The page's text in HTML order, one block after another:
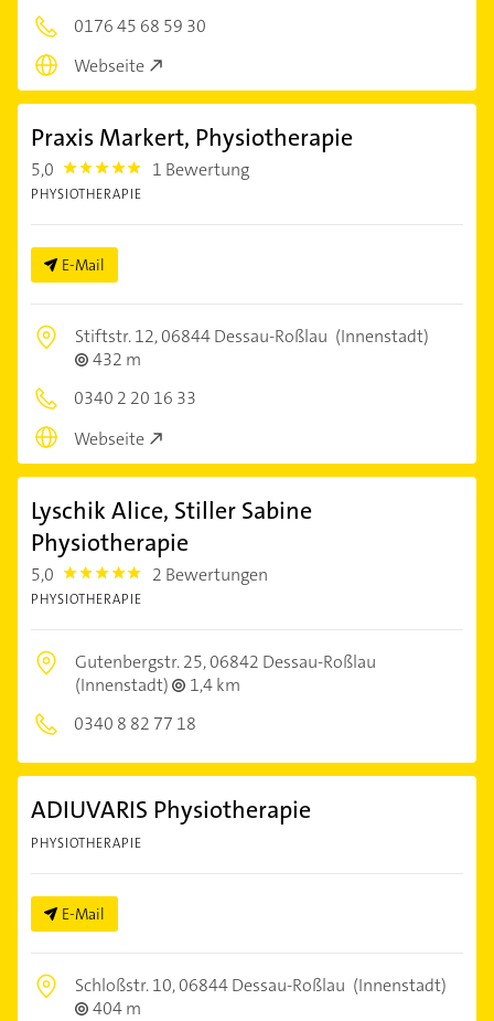
0176 45 68 59 30
Webseite
Praxis Markert, Physiotherapie
5,0 5.0 1 Bewertung
PHYSIOTHERAPIE
E-Mail
Stiftstr. 12,06844 Dessau-Roßlau (Innenstadt)
432 m
0340 2 20 16 33
Webseite
Lyschik Alice, Stiller Sabine
Physiotherapie
5,0 5.0 2 Bewertungen
PHYSIOTHERAPIE
Gutenbergstr. 25,06842 Dessau-Roßlau
(Innenstadt)
1,4 km
0340 8 82 77 18
ADIUVARIS Physiotherapie
PHYSIOTHERAPIE
E-Mail
Schloßstr. 10,06844 Dessau-Roßlau (Innenstadt)
404 m